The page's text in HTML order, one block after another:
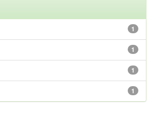
1
1
1
1